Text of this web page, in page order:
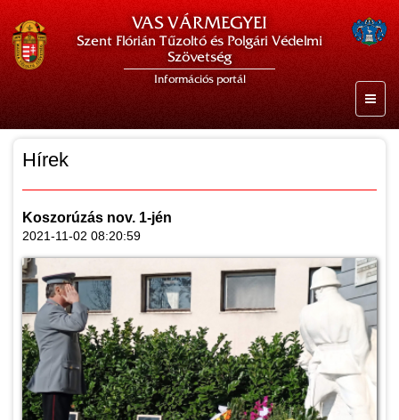
VAS VÁRMEGYEI
Szent Flórián Tűzoltó és Polgári Védelmi
Szövetség
Információs portál
Hírek
Koszorúzás nov. 1-jén
2021-11-02 08:20:59